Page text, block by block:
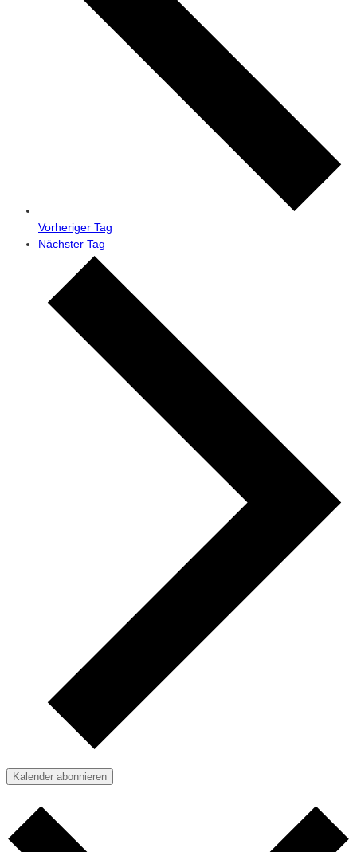
Vorheriger Tag
Nächster Tag
Kalender abonnieren